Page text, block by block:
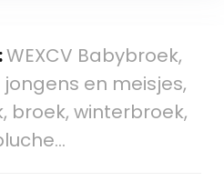
WEXCV Babybroek,
en meisjes,
broek, winterbroek,